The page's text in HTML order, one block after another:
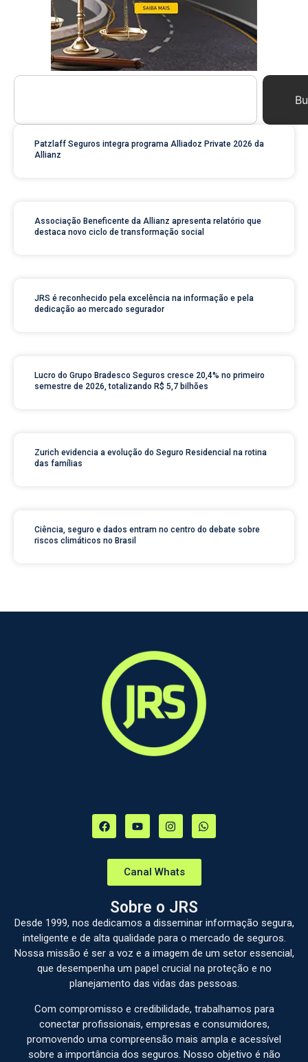
Patzlaff Seguros integra programa Alliadoz Private 2026 da
Allianz
Associação Beneficente da Allianz apresenta relatório que
destaca novo ciclo de transformação social
JRS é reconhecido pela excelência na informação e pela
dedicação ao mercado segurador
Lucro do Grupo Bradesco Seguros cresce 20,4% no primeiro
semestre de 2026, totalizando R$ 5,7 bilhões
Zurich evidencia a evolução do Seguro Residencial na rotina
das famílias
Ciência, seguro e dados entram no centro do debate sobre
riscos climáticos no Brasil
Canal Whats
Sobre o JRS
Desde 1999, nos dedicamos a disseminar informação segura,
inteligente e de alta qualidade para o mercado de seguros.
Nossa missão é ser a voz e a imagem de um setor essencial,
que desempenha um papel crucial na proteção e no
planejamento das vidas das pessoas.
Com compromisso e credibilidade, trabalhamos para
conectar profissionais, empresas e consumidores,
promovendo uma compreensão mais ampla e acessível
sobre a importância dos seguros. Nosso objetivo é não